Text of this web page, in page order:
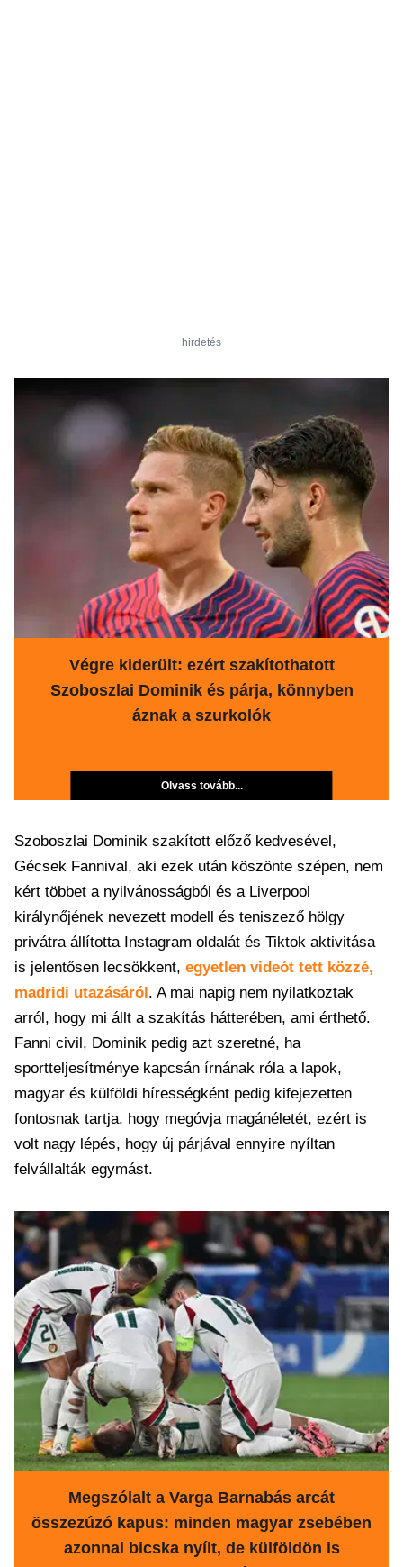
hirdetés
Végre kiderült: ezért szakítothatott
Szoboszlai Dominik és párja, könnyben
áznak a szurkolók
Olvass tovább...
Szoboszlai Dominik szakított előző kedvesével,
Gécsek Fannival, aki ezek után köszönte szépen, nem
kért többet a nyilvánosságból és a Liverpool
királynőjének nevezett modell és teniszező hölgy
privátra állította Instagram oldalát és Tiktok aktivitása
is jelentősen lecsökkent, egyetlen videót tett közzé,
madridi utazásáról. A mai napig nem nyilatkoztak
arról, hogy mi állt a szakítás hátterében, ami érthető.
Fanni civil, Dominik pedig azt szeretné, ha
sportteljesítménye kapcsán írnának róla a lapok,
magyar és külföldi hírességként pedig kifejezetten
fontosnak tartja, hogy megóvja magánéletét, ezért is
volt nagy lépés, hogy új párjával ennyire nyíltan
felvállalták egymást.
Megszólalt a Varga Barnabás arcát
összezúzó kapus: minden magyar zsebében
azonnal bicska nyílt, de külföldön is